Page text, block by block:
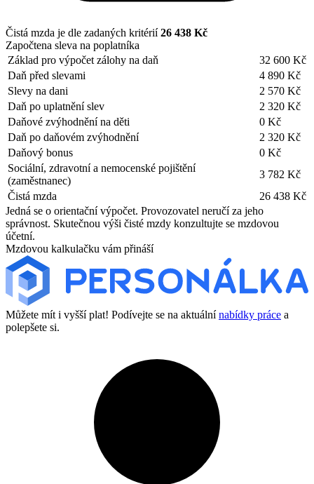
Čistá mzda je dle zadaných kritérií26 438 Kč
Započtena sleva na poplatníka
Základ pro výpočet zálohy na daň
32 600 Kč
Daň před slevami
4 890 Kč
Slevy na dani
2 570 Kč
Daň po uplatnění slev
2 320 Kč
Daňové zvýhodnění na děti
0 Kč
Daň po daňovém zvýhodnění
2 320 Kč
Daňový bonus
0 Kč
Sociální, zdravotní a nemocenské pojištění
(zaměstnanec)
3 782 Kč
Čistá mzda
26 438 Kč
Jedná se o orientační výpočet. Provozovatel neručí za jeho
správnost. Skutečnou výši čisté mzdy konzultujte se mzdovou
účetní.
Mzdovou kalkulačku vám přináší
Můžete mít i vyšší plat! Podívejte se na aktuálnínabídky práce a
polepšete si.